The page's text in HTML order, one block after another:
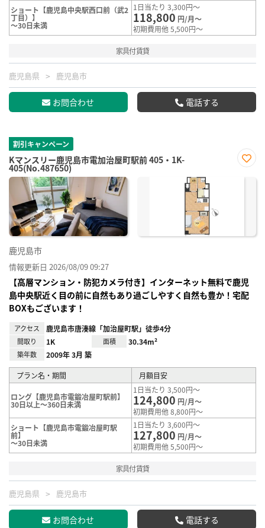
ショート【鹿児島中央駅西口前（武2
丁目）】
～30日未満
1日当たり 3,300円～
118,800 円/月～
初期費用他 5,500円～
家具付賃貸
鹿児島県 鹿児島市
お問合わせ 電話する
割引キャンペーン
Kマンスリー鹿児島市電加治屋町駅前 405・1K-
405(No.487650)
に入
鹿児島市
情報更新日 2026/08/09 09:27
【高層マンション・防犯カメラ付き】インターネット無料で鹿児
島中央駅近く目の前に自然もあり過ごしやすく自然も豊か！宅配
BOXもございます！
アクセス 鹿児島市唐湊線「加治屋町駅」徒歩4分
間取り 1K 面積 30.34m²
築年数 2009年 3月 築
プラン名・期間 月額目安
ロング【鹿児島市電鍛冶屋町駅前】
30日以上～360日未満
1日当たり 3,500円～
124,800 円/月～
初期費用他 8,800円～
ショート【鹿児島市電鍛冶屋町駅
前】
～30日未満
1日当たり 3,600円～
127,800 円/月～
初期費用他 5,500円～
家具付賃貸
鹿児島県 鹿児島市
お問合わせ 電話する